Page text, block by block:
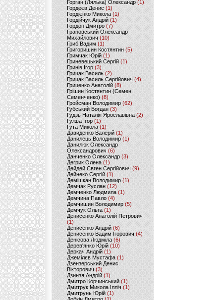
Горган (Лялька) Олександр(1)
Гордеєв Денис (1)
Гордієнко Микола (1)
Гордійчук Андрій (1)
Гордон Дмитро (7)
Грановський Олександр
Михайлович (10)
Гриб Вадим (1)
Григоришин Костянтин (5)
Гримчак Юрій(1)
Гриневецький Сергій(1)
Гринів Ігор (3)
Грицак Василь (2)
Грицак Василь Сергійович (4)
Гриценко Анатолій (8)
Грішин Костянтин (Семен
Семенченко)(8)
Гройсман Володимир(62)
Губський Богдан (3)
Гудзь Наталія Ярославівна(2)
Гужва Ігор (1)
Гута Микола (1)
Давиденко Валерій (1)
Данилець Володимир(1)
Данилюк Олександр
Олександрович (6)
Данченко Олександр (3)
Дегрик Олена(1)
Дейдей Євген Сергійович(9)
Дейнеко Сергій (1)
Демішкан Володимир(1)
Демчак Руслан (12)
Демченко Людмила (1)
Демчина Павло (4)
Демчишин Володимир (5)
Демчук Ольга(1)
Денисенко Анатолій Петрович
(1)
Денисенко Андрій (6)
Денисенко Вадим Ігорович (4)
Денісова Людміла(6)
Дерев'янко Юрій(10)
Деркач Андрій(1)
Джемілєв Мустафа (1)
Дзензерський Денис
Вікторович (3)
Дзинзя Андрій (1)
Дмитро Корчинський (1)
Дмитрук Микола Ілліч (1)
Дмитрунь Юрій (1)